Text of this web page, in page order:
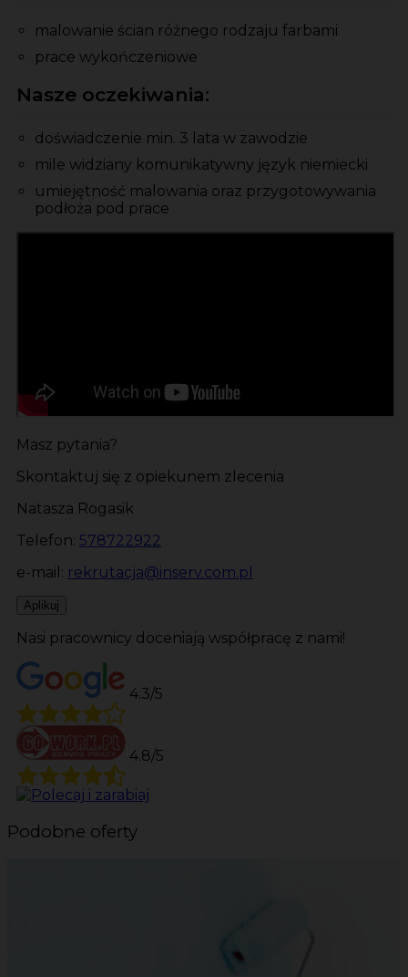
malowanie ścian różnego rodzaju farbami
prace wykończeniowe
Nasze oczekiwania:
doświadczenie min. 3 lata w zawodzie
mile widziany komunikatywny język niemiecki
umiejętność malowania oraz przygotowywania
podłoża pod prace
Masz pytania?
Skontaktuj się z opiekunem zlecenia
Natasza Rogasik
Telefon: 578722922
e-mail: rekrutacja@inserv.com.pl
Aplikuj
Nasi pracownicy doceniają współpracę z nami!
4.3/5
4.8/5
Podobne oferty